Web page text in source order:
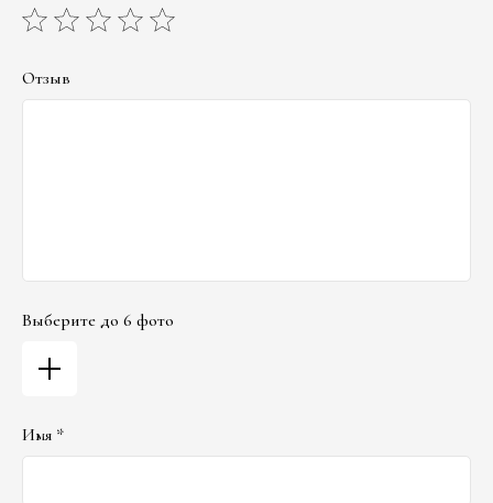
Отзыв
Выберите до 6 фото
Имя *